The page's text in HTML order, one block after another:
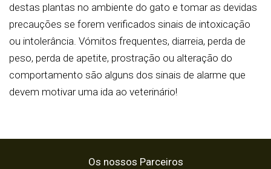
destas plantas no ambiente do gato e tomar as devidas
precauções se forem verificados sinais de intoxicação
ou intolerância. Vómitos frequentes, diarreia, perda de
peso, perda de apetite, prostração ou alteração do
comportamento são alguns dos sinais de alarme que
devem motivar uma ida ao veterinário!
Os nossos Parceiros